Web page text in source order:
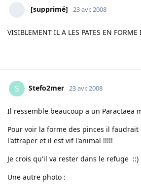
[supprimé] 23 avr. 2008
VISIBLEMENT IL A LES PATES EN FORME
S Stefo2mer 23 avr. 2008
Il ressemble beaucoup a un Paractaea
Pour voir la forme des pinces il faudrait
l'attraper et il est vif l'animal !!!!!
Je crois qu'il va rester dans le refuge ::)
Une autre photo :